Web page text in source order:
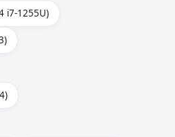
i7-1255U)